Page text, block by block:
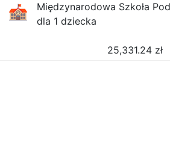
Międzynarodowa Szkoła
dla 1 dziecka
25,331.24 zł